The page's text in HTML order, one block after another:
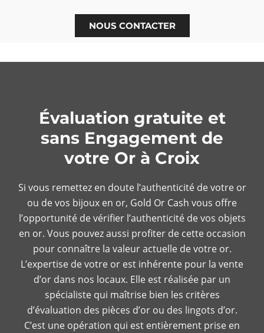
NOUS CONTACTER
Évaluation gratuite et
sans Engagement de
votre Or à Croix
Si vous remettez en doute l’authenticité de votre or
ou de vos bijoux en or, Gold Or Cash vous offre
l’opportunité de vérifier l’authenticité de vos objets
en or. Vous pouvez aussi profiter de cette occasion
pour connaître la valeur actuelle de votre or.
L’expertise de votre or est inhérente pour la vente
d’or dans nos locaux. Elle est réalisée par un
spécialiste qui maîtrise bien les critères
d’évaluation des pièces d’or ou des lingots d’or.
C’est une opération qui est entièrement prise en